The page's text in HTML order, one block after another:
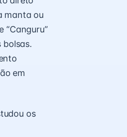
manta ou
“Canguru”
bolsas.
em
os